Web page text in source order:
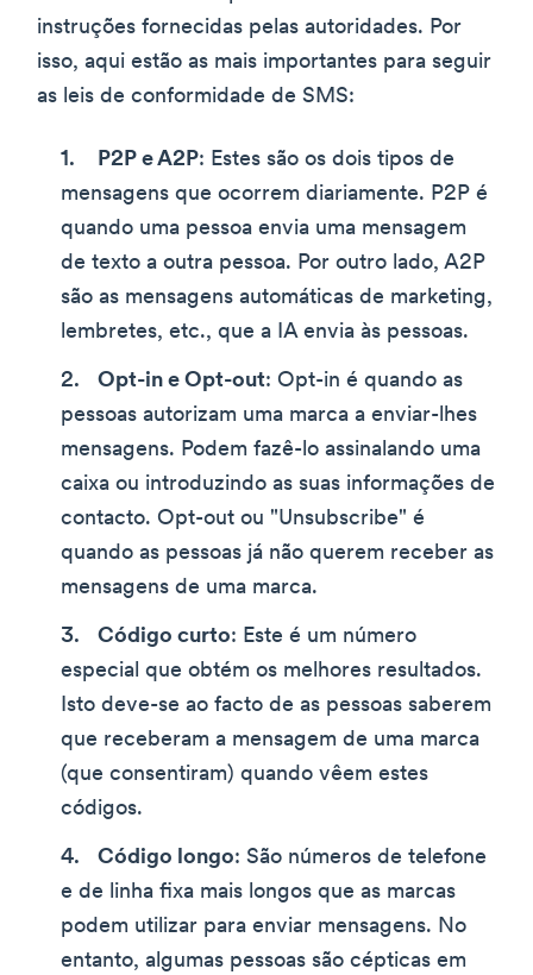
instruções fornecidas pelas autoridades. Por
isso, aqui estão as mais importantes para seguir
as leis de conformidade de SMS:
P2P e A2P: Estes são os dois tipos de
mensagens que ocorrem diariamente. P2P é
quando uma pessoa envia uma mensagem
de texto a outra pessoa. Por outro lado, A2P
são as mensagens automáticas de marketing,
lembretes, etc., que a IA envia às pessoas.
Opt-in e Opt-out: Opt-in é quando as
pessoas autorizam uma marca a enviar-lhes
mensagens. Podem fazê-lo assinalando uma
caixa ou introduzindo as suas informações de
contacto. Opt-out ou "Unsubscribe" é
quando as pessoas já não querem receber as
mensagens de uma marca.
Código curto: Este é um número
especial que obtém os melhores resultados.
Isto deve-se ao facto de as pessoas saberem
que receberam a mensagem de uma marca
(que consentiram) quando vêem estes
códigos.
Código longo: São números de telefone
e de linha fixa mais longos que as marcas
podem utilizar para enviar mensagens. No
entanto, algumas pessoas são cépticas em